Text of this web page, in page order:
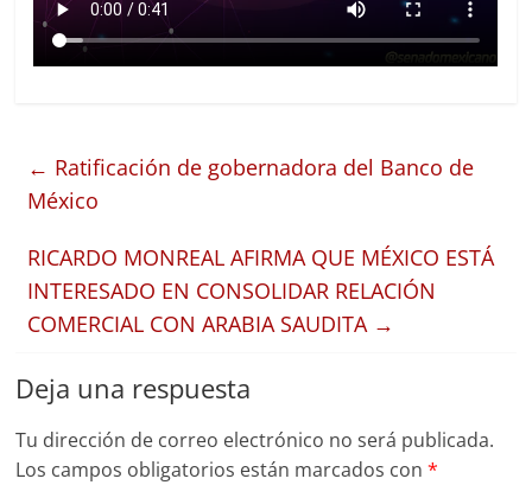
← Ratificación de gobernadora del Banco de
México
RICARDO MONREAL AFIRMA QUE MÉXICO ESTÁ
INTERESADO EN CONSOLIDAR RELACIÓN
COMERCIAL CON ARABIA SAUDITA →
Deja una respuesta
Tu dirección de correo electrónico no será publicada.
Los campos obligatorios están marcados con*